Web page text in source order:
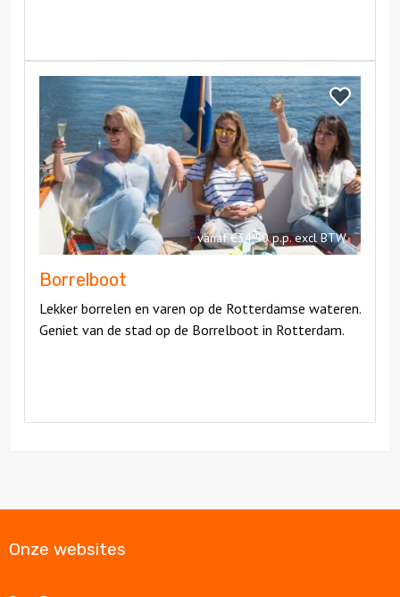
Bekijk
Borrelboot
vanaf €34,50 p.p. excl BTW
Borrelboot
Lekker borrelen en varen op de Rotterdamse wateren.
Geniet van de stad op de Borrelboot in Rotterdam.
Bekijk
Borrelboot
Onze websites